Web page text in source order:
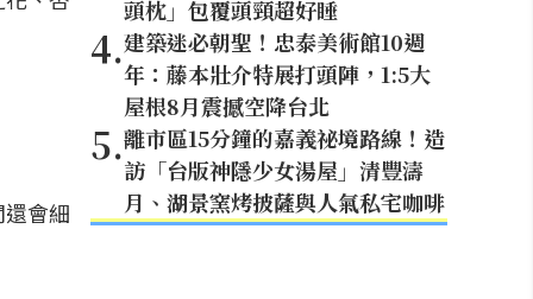
會細
頭枕」包覆頭頸超好睡
4.建築迷必朝聖！忠泰美術館10週
年：藤本壯介特展打頭陣，1:5大
屋根8月震撼空降台北
5.離市區15分鐘的嘉義祕境路線！造
訪「台版神隱少女湯屋」清豐濤
月、湖景窯烤披薩與人氣私宅咖啡